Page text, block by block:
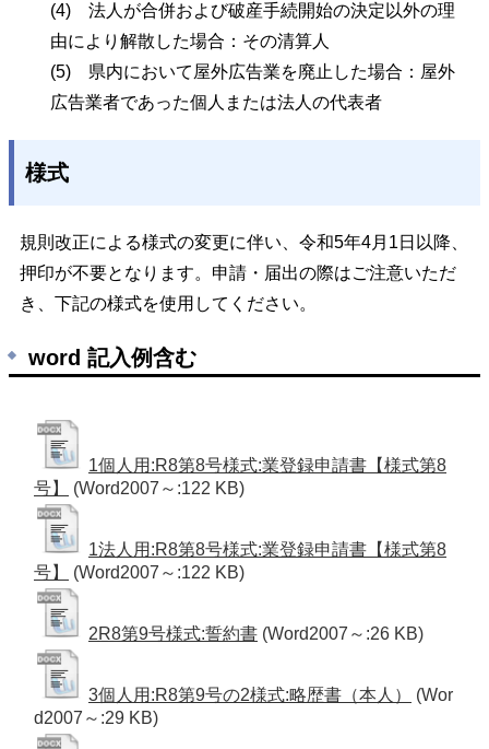
(4) 法人が合併および破産手続開始の決定以外の理
由により解散した場合：その清算人
(5) 県内において屋外広告業を廃止した場合：屋外
広告業者であった個人または法人の代表者
様式
規則改正による様式の変更に伴い、令和5年4月1日以降、
押印が不要となります。申請・届出の際はご注意いただ
き、下記の様式を使用してください。
word 記入例含む
1個人用:R8第8号様式:業登録申請書【様式第8
号】
(Word2007～:122 KB)
1法人用:R8第8号様式:業登録申請書【様式第8
号】
(Word2007～:122 KB)
2R8第9号様式:誓約書 (Word2007～:26 KB)
3個人用:R8第9号の2様式:略歴書（本人）
(Wor
d2007～:29 KB)